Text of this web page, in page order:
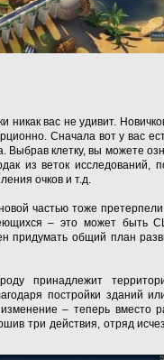
никак вас не удивит.
Сначала вот у вас
Выбрав клетку, вы можете
из веток исследований,
очков и т.д.
частью тоже
– это может быть
придумать общий план
принадлежит
постройки зданий
– теперь вместо
три действия, отряд